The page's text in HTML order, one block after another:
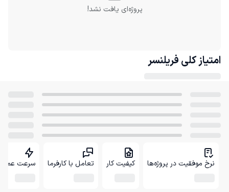
پروژه‌ای یافت نشد!
امتیاز کلی فریلنسر
نرخ موفقیت در پروژه‌ها کیفیت کار تعامل با کارفرما سرعت عمل